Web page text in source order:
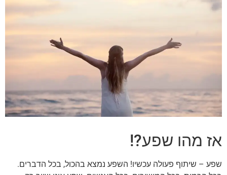
אז מהו שפע?!
שפע – שיתוף פעולה עכשיו! השפע נמצא בהכול, בכל הדברים.